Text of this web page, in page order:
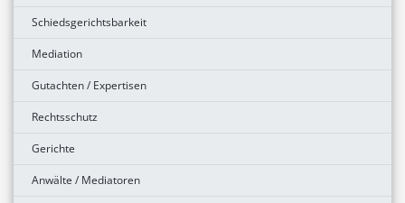
Schiedsgerichtsbarkeit
Mediation
Gutachten / Expertisen
Rechtsschutz
Gerichte
Anwälte / Mediatoren